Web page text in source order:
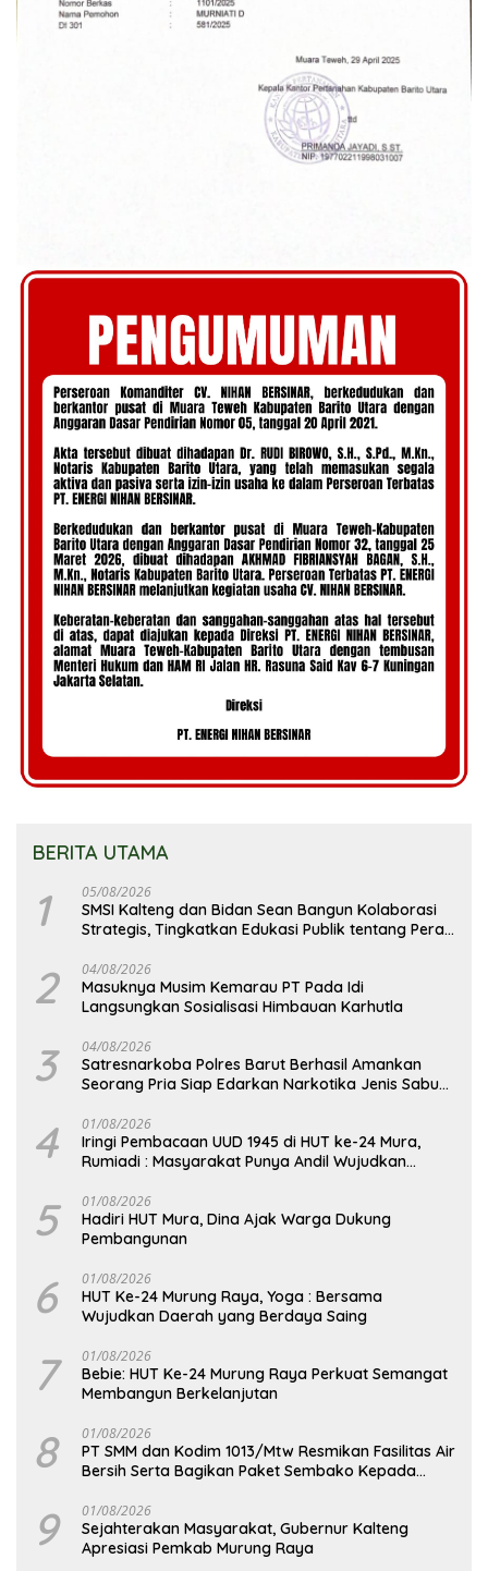
BERITA UTAMA
1 05/08/2026
SMSI Kalteng dan Bidan Sean Bangun Kolaborasi
Strategis, Tingkatkan Edukasi Publik tentang Peran
2 04/08/2026
Masuknya Musim Kemarau PT Pada Idi
Langsungkan Sosialisasi Himbauan Karhutla
3 04/08/2026
Satresnarkoba Polres Barut Berhasil Amankan
Seorang Pria Siap Edarkan Narkotika Jenis Sabu
4 01/08/2026
Iringi Pembacaan UUD 1945 di HUT ke-24 Mura,
Rumiadi : Masyarakat Punya Andil Wujudkan
5 01/08/2026
Hadiri HUT Mura, Dina Ajak Warga Dukung
Pembangunan
6 01/08/2026
HUT Ke-24 Murung Raya, Yoga : Bersama
Wujudkan Daerah yang Berdaya Saing
7 01/08/2026
Bebie: HUT Ke-24 Murung Raya Perkuat Semangat
Membangun Berkelanjutan
8 01/08/2026
PT SMM dan Kodim 1013/Mtw Resmikan Fasilitas Air
Bersih Serta Bagikan Paket Sembako Kepada
9 01/08/2026
Sejahterakan Masyarakat, Gubernur Kalteng
Apresiasi Pemkab Murung Raya